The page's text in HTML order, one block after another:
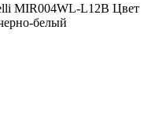
MIR004WL-L12B Цвет
белый